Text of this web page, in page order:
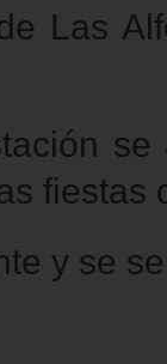
Las
se
fiestas
y se